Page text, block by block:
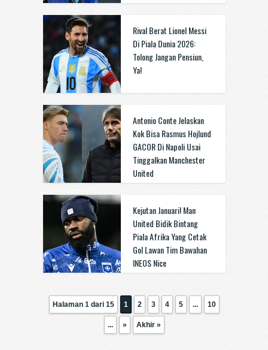
Rival Berat Lionel Messi
Di Piala Dunia 2026:
Tolong Jangan Pensiun,
Ya!
Antonio Conte Jelaskan
Kok Bisa Rasmus Hojlund
GACOR Di Napoli Usai
Tinggalkan Manchester
United
Kejutan Januari! Man
United Bidik Bintang
Piala Afrika Yang Cetak
Gol Lawan Tim Bawahan
INEOS Nice
Halaman 1 dari 15 1 2 3 4 5 ... 10
... » Akhir »